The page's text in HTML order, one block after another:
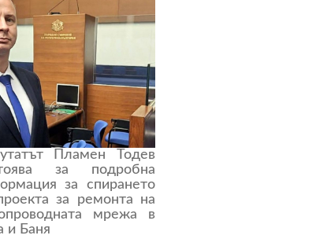
Пламен Тодев
за подробна
за спирането
за ремонта на
мрежа в
и Баня